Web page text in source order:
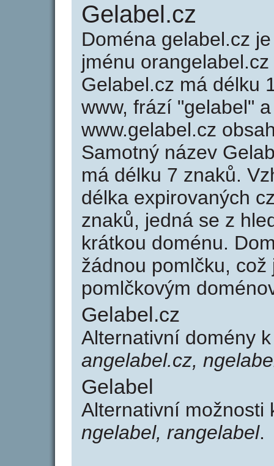
Gelabel.cz
Doména gelabel.cz
jménu
Gelabel.cz má délku
www, frází "gelabel"
www.gelabel.cz
Samotný název
má délku 7 znaků.
délka expirovaných
znaků, jedná se z
krátkou doménu.
žádnou pomlčku,
pomlčkovým
Gelabel.cz
Alternativní domény
angelabel.cz,
Gelabel
Alternativní
ngelabel, rangelabel.